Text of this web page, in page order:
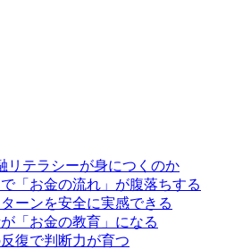
リテラシーが身につくのか
「お金の流れ」が腹落ちする
ーンを安全に実感できる
「お金の教育」になる
復で判断力が育つ